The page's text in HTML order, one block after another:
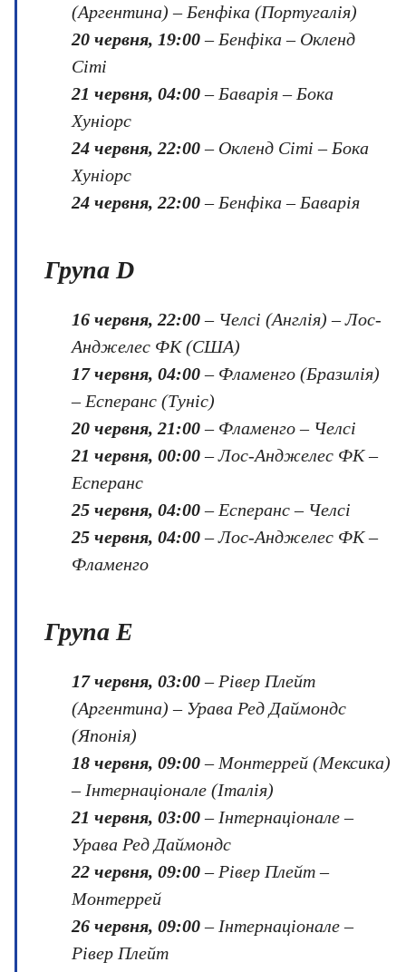
(Аргентина) – Бенфіка (Португалія)
20 червня, 19:00– Бенфіка – Окленд
Сіті
21 червня, 04:00– Баварія – Бока
Хуніорс
24 червня, 22:00– Окленд Сіті – Бока
Хуніорс
24 червня, 22:00– Бенфіка – Баварія
Група D
16 червня, 22:00– Челсі (Англія) – Лос-
Анджелес ФК (США)
17 червня, 04:00– Фламенго (Бразилія)
– Есперанс (Туніс)
20 червня, 21:00– Фламенго – Челсі
21 червня, 00:00– Лос-Анджелес ФК –
Есперанс
25 червня, 04:00– Есперанс – Челсі
25 червня, 04:00– Лос-Анджелес ФК –
Фламенго
Група E
17 червня, 03:00– Рівер Плейт
(Аргентина) – Урава Ред Даймондс
(Японія)
18 червня, 09:00– Монтеррей (Мексика)
– Інтернаціонале (Італія)
21 червня, 03:00– Інтернаціонале –
Урава Ред Даймондс
22 червня, 09:00– Рівер Плейт –
Монтеррей
26 червня, 09:00– Інтернаціонале –
Рівер Плейт